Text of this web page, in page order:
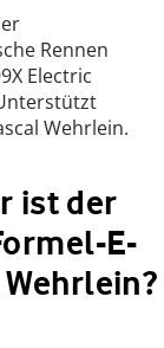
Rennen
Electric
Wehrlein.
ist der
E-